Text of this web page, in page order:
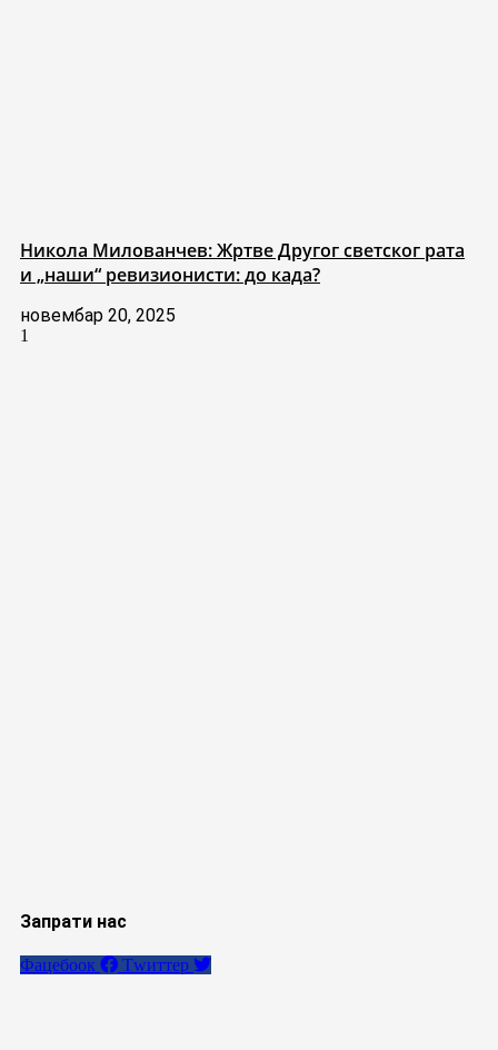
Никола Милованчев: Жртве Другог светског рата
и „наши“ ревизионисти: до када?
новембар 20, 2025
Запрати нас
Фацебоок Тwиттер